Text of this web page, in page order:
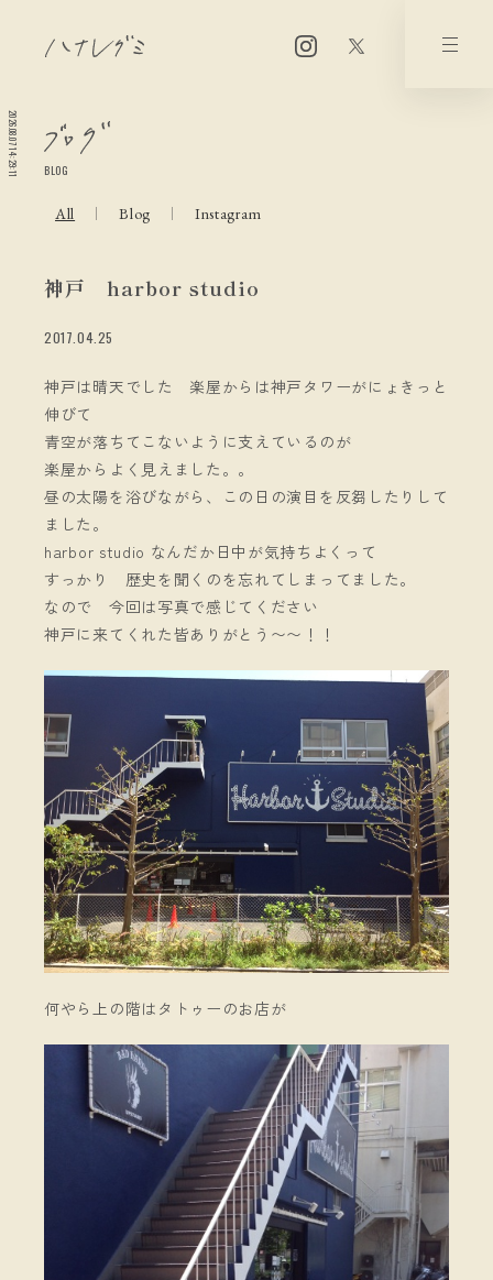
2026.08.07 14:29:12 BLOG
All Blog Instagram
神戸 harbor studio
2017.04.25
神戸は晴天でした 楽屋からは神戸タワーがにょきっと
伸びて
青空が落ちてこないように支えているのが
楽屋からよく見えました。。
昼の太陽を浴びながら、この日の演目を反芻したりして
ました。
harbor studio なんだか日中が気持ちよくって
すっかり 歴史を聞くのを忘れてしまってました。
なので 今回は写真で感じてください
神戸に来てくれた皆ありがとう〜〜！！
何やら上の階はタトゥーのお店が